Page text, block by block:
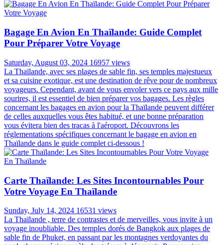
Bagage En Avion En Thaïlande: Guide Complet
Pour Préparer Votre Voyage
Saturday, August 03, 2024 16957 views
La Thaïlande, avec ses plages de sable fin, ses temples majestueux
et sa cuisine exotique, est une destination de rêve pour de nombreux
voyageurs. Cependant, avant de vous envoler vers ce pays aux mille
sourires, il est essentiel de bien préparer vos bagages. Les règles
concernant les bagages en avion pour la Thaïlande peuvent différer
de celles auxquelles vous êtes habitué, et une bonne préparation
vous évitera bien des tracas à l'aéroport. Découvrons les
réglementations spécifiques concernant le bagage en avion en
Thaïlande dans le guide complet ci-dessous !
Carte Thaïlande: Les Sites Incontournables Pour
Votre Voyage En Thaïlande
Sunday, July 14, 2024 16531 views
La Thaïlande , terre de contrastes et de merveilles, vous invite à un
voyage inoubliable. Des temples dorés de Bangkok aux plages de
sable fin de Phuket, en passant par les montagnes verdoyantes du